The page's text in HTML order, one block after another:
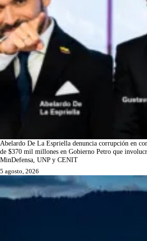
Abelardo De La Espriella denuncia corrupción en
de $370 mil millones en Gobierno Petro que
MinDefensa, UNP y CENIT
5 agosto, 2026